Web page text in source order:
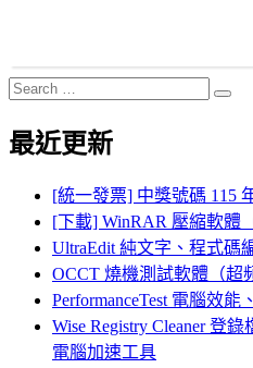
Search
for:
最近更新
[統一發票] 中獎號碼 115
[下載] WinRAR 壓縮軟體
UltraEdit 純文字、程式碼
OCCT 燒機測試軟體（超
PerformanceTest 電腦效
Wise Registry Cleaner 登
電腦加速工具